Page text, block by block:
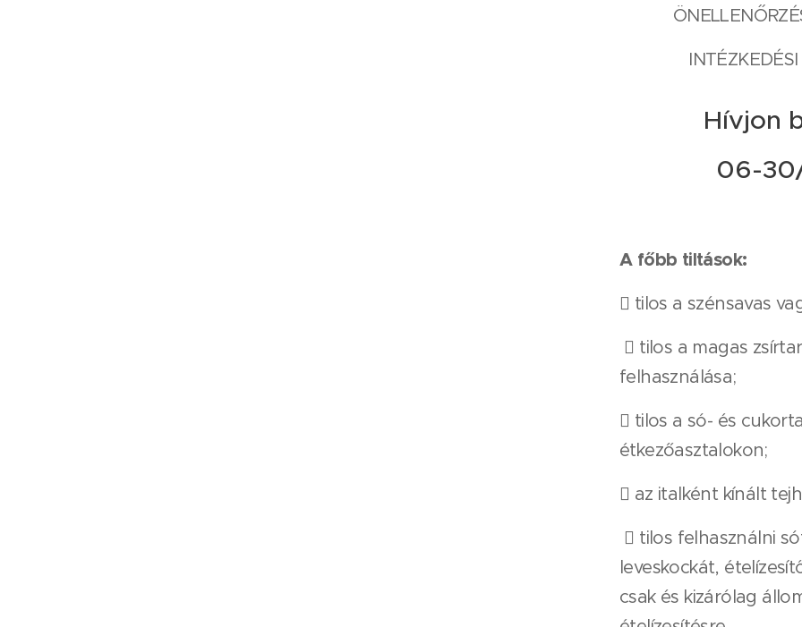
Hívjon
06-
A főbb tiltások:
 tilos a szénsavas
 tilos a magas
felhasználása;
 tilos a só- és
étkezőasztalokon;
 az italként kínált
 tilos felhasználni
leveskockát,
csak és kizárólag